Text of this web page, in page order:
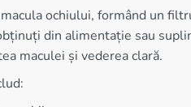
ochiului, formând un
din alimentație sau
maculei și vederea clară.